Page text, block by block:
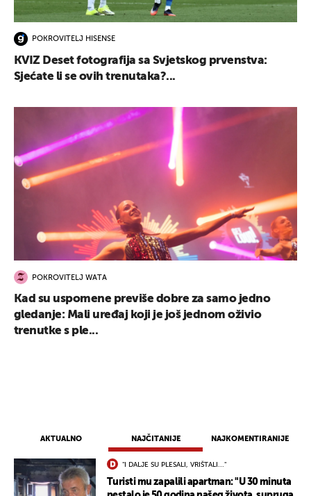
AKTUALNO NAJČITANIJE NAJKOMENTIRANIJE
"I DALJE SU PLESALI, VRIŠTALI..."
Turisti mu zapalili apartman: "U 30 minuta
POKROVITELJ HISENSE
KVIZ Deset fotografija sa Svjetskog prvenstva:
Sjećate li se ovih trenutaka?...
POKROVITELJ WATA
Kad su uspomene previše dobre za samo jedno
gledanje: Mali uređaj koji je još jednom oživio
trenutke s ple...